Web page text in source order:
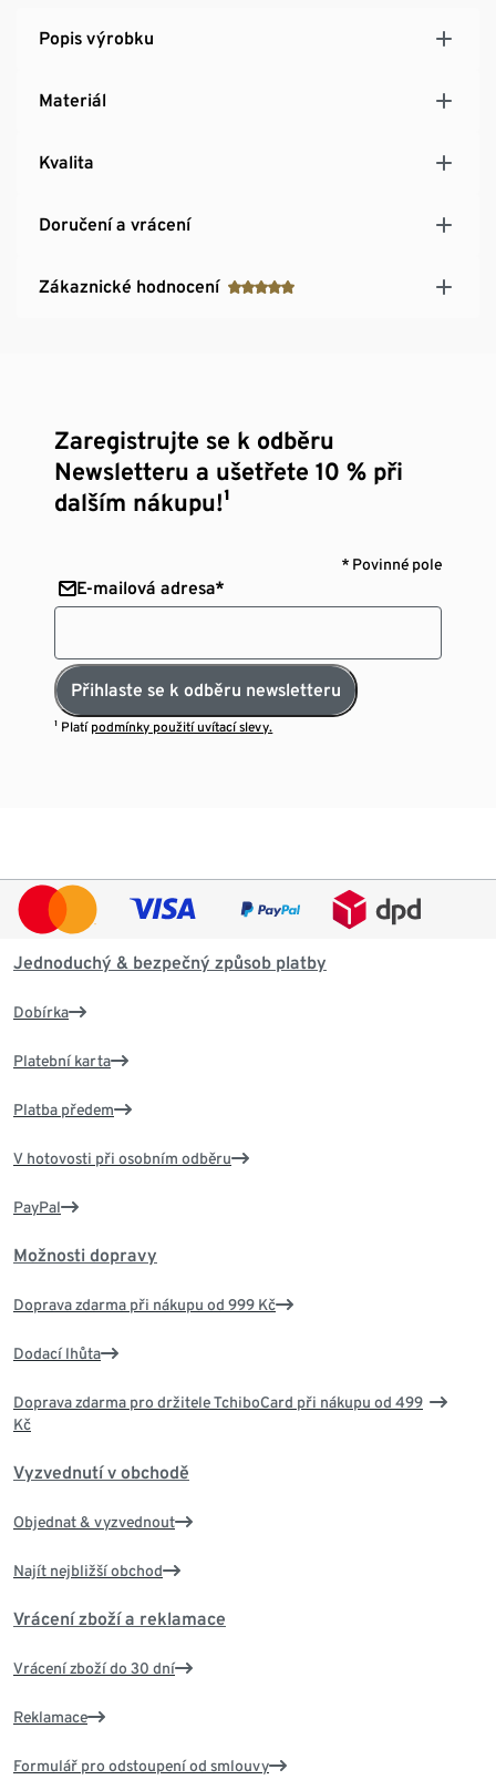
Popis výrobku
Materiál
Kvalita
Doručení a vrácení
Zákaznické hodnocení
Zaregistrujte se k odběru
Newsletteru a ušetřete 10 % při
dalším nákupu!¹
* Povinné pole
E-mailová adresa*
Přihlaste se k odběru newsletteru
¹ Platí podmínky použití uvítací slevy.
Jednoduchý & bezpečný způsob platby
Dobírka
Platební karta
Platba předem
V hotovosti při osobním odběru
PayPal
Možnosti dopravy
Doprava zdarma při nákupu od 999 Kč
Dodací lhůta
Doprava zdarma pro držitele TchiboCard při nákupu od 499
Kč
Vyzvednutí v obchodě
Objednat & vyzvednout
Najít nejbližší obchod
Vrácení zboží a reklamace
Vrácení zboží do 30 dní
Reklamace
Formulář pro odstoupení od smlouvy